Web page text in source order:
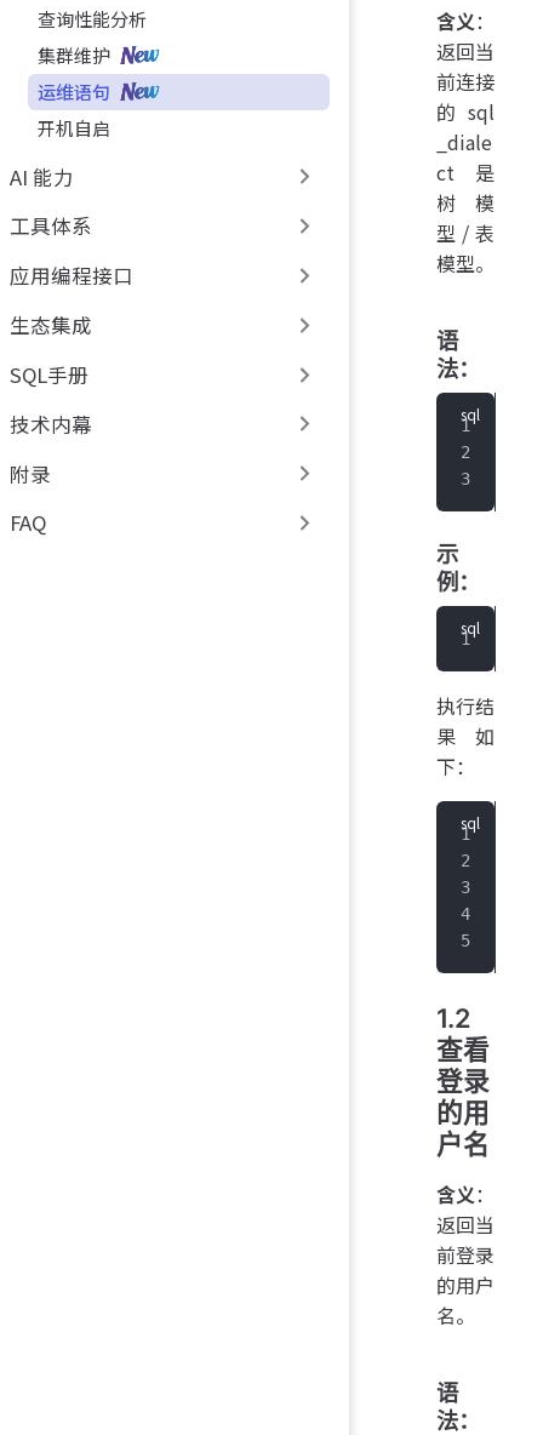
查询性能分析
集群维护
运维语句
开机自启
AI 能力
工具体系
应用编程接口
生态集成
SQL手册
技术内幕
附录
FAQ
含义：
返回当
前连接
的 sql
_diale
ct 是
树模
型/表
模型。
语
法：
示
例：
执行结
果如
下：
1.2
查看
登录
的用
户名
含义：
返回当
前登录
的用户
名。
语
法：